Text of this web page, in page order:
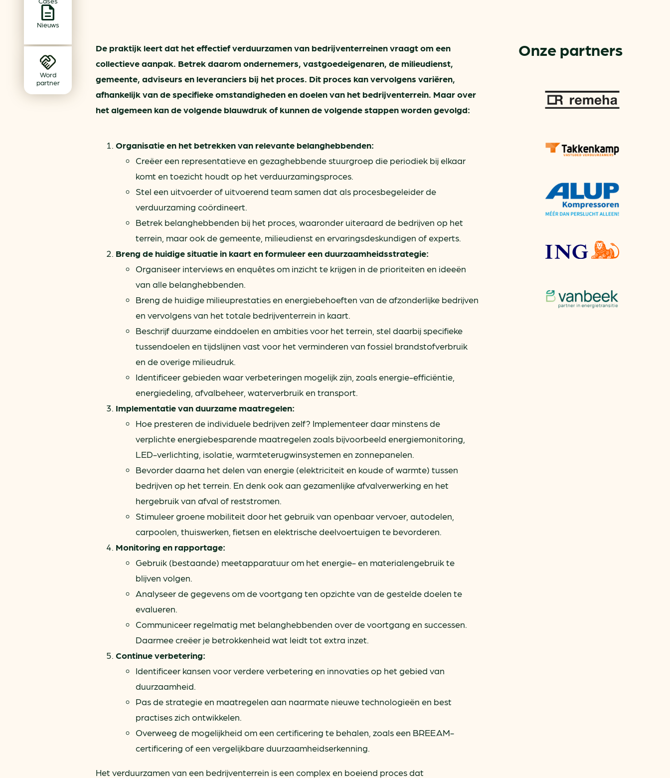
Nieuws
Word
partner
Verduurzamen bedrijventerrein
Klimaattransitie op wijkniveau
Hergebruiken of recyclen van bijproducten
voor het MKB
Energie besparen op uw PC
De praktijk leert dat het effectief verduurzamen van bedrijventerreinen vraagt om een
collectieve aanpak. Betrek daarom ondernemers, vastgoedeigenaren, de milieudienst,
gemeente, adviseurs en leveranciers bij het proces. Dit proces kan vervolgens variëren,
afhankelijk van de specifieke omstandigheden en doelen van het bedrijventerrein. Maar over
het algemeen kan de volgende blauwdruk of kunnen de volgende stappen worden gevolgd:
Organisatie en het betrekken van relevante belanghebbenden:
Creëer een representatieve en gezaghebbende stuurgroep die periodiek bij elkaar
komt en toezicht houdt op het verduurzamingsproces.
Stel een uitvoerder of uitvoerend team samen dat als procesbegeleider de
verduurzaming coördineert.
Betrek belanghebbenden bij het proces, waaronder uiteraard de bedrijven op het
terrein, maar ook de gemeente, milieudienst en ervaringsdeskundigen of experts.
Breng de huidige situatie in kaart en formuleer een duurzaamheidsstrategie:
Organiseer interviews en enquêtes om inzicht te krijgen in de prioriteiten en ideeën
van alle belanghebbenden.
Breng de huidige milieuprestaties en energiebehoeften van de afzonderlijke bedrijven
en vervolgens van het totale bedrijventerrein in kaart.
Beschrijf duurzame einddoelen en ambities voor het terrein, stel daarbij specifieke
tussendoelen en tijdslijnen vast voor het verminderen van fossiel brandstofverbruik
en de overige milieudruk.
Identificeer gebieden waar verbeteringen mogelijk zijn, zoals energie-efficiëntie,
energiedeling, afvalbeheer, waterverbruik en transport.
Implementatie van duurzame maatregelen:
Hoe presteren de individuele bedrijven zelf? Implementeer daar minstens de
verplichte energiebesparende maatregelen zoals bijvoorbeeld energiemonitoring,
LED-verlichting, isolatie, warmteterugwinsystemen en zonnepanelen.
Bevorder daarna het delen van energie (elektriciteit en koude of warmte) tussen
bedrijven op het terrein. En denk ook aan gezamenlijke afvalverwerking en het
hergebruik van afval of reststromen.
Stimuleer groene mobiliteit door het gebruik van openbaar vervoer, autodelen,
carpoolen, thuiswerken, fietsen en elektrische deelvoertuigen te bevorderen.
Monitoring en rapportage:
Gebruik (bestaande) meetapparatuur om het energie- en materialengebruik te
blijven volgen.
Analyseer de gegevens om de voortgang ten opzichte van de gestelde doelen te
evalueren.
Communiceer regelmatig met belanghebbenden over de voortgang en successen.
Daarmee creëer je betrokkenheid wat leidt tot extra inzet.
Continue verbetering:
Identificeer kansen voor verdere verbetering en innovaties op het gebied van
duurzaamheid.
Pas de strategie en maatregelen aan naarmate nieuwe technologieën en best
practises zich ontwikkelen.
Overweeg de mogelijkheid om een certificering te behalen, zoals een BREEAM-
certificering of een vergelijkbare duurzaamheidserkenning.
Het verduurzamen van een bedrijventerrein is een complex en boeiend proces dat
Onze partners